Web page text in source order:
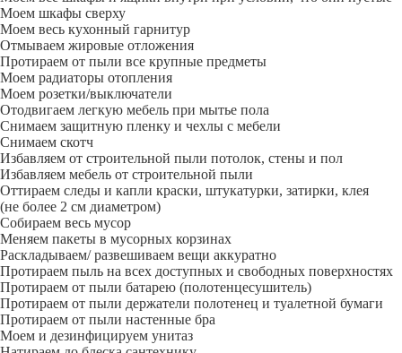
Моем шкафы сверху
Моем весь кухонный гарнитур
Отмываем жировые отложения
Протираем от пыли все крупные предметы
Моем радиаторы отопления
Моем розетки/выключатели
Отодвигаем легкую мебель при мытье пола
Снимаем защитную пленку и чехлы с мебели
Снимаем скотч
Избавляем от строительной пыли потолок, стены и пол
Избавляем мебель от строительной пыли
Оттираем следы и капли краски, штукатурки, затирки, клея
(не более 2 см диаметром)
Собираем весь мусор
Меняем пакеты в мусорных корзинах
Раскладываем/ развешиваем вещи аккуратно
Протираем пыль на всех доступных и свободных поверхностях
Протираем от пыли батарею (полотенцесушитель)
Протираем от пыли держатели полотенец и туалетной бумаги
Протираем от пыли настенные бра
Моем и дезинфицируем унитаз